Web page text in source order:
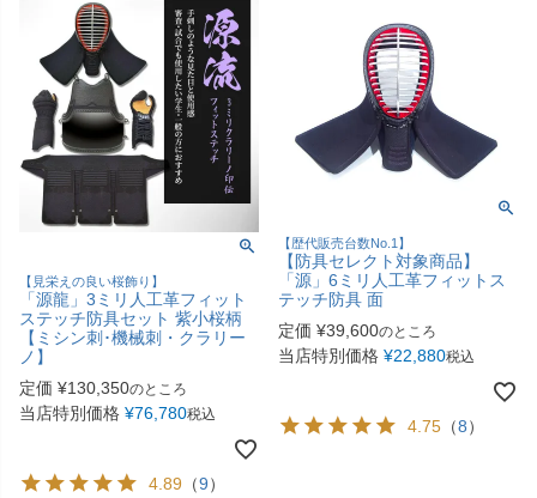
【見栄えの良い桜飾り】
「源龍」3ミリ人工革フィット
ステッチ防具セット 紫小桜柄
【ミシン刺･機械刺・クラリー
ノ】
定価 ¥130,350のところ
当店特別価格 ¥76,780税込
4.89 （9）
【歴代販売台数No.1】
【防具セレクト対象商品】
「源」6ミリ人工革フィットス
テッチ防具 面
定価 ¥39,600のところ
当店特別価格 ¥22,880税込
4.75 （8）